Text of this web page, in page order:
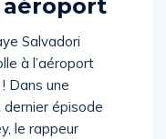
Salvadori
à l’aéroport
Dans une
épisode
le rappeur